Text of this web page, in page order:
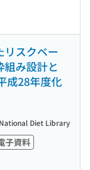
リスクベー
組み設計と
成28年度化
子資料
National Diet Library